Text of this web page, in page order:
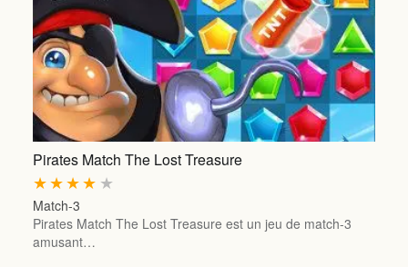
Pirates Match The Lost Treasure
★
★
★
★
★
Match-3
Pirates Match The Lost Treasure est un jeu de match-3
amusant…